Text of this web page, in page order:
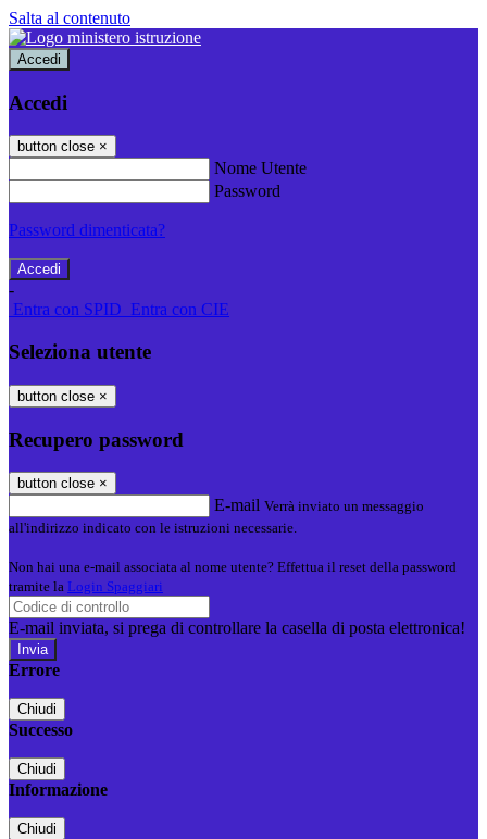
Salta al contenuto
Accedi
Accedi
button close ×
Nome Utente
Password
Password dimenticata?
-
Entra con SPID Entra con CIE
Seleziona utente
button close ×
Recupero password
button close ×
E-mail Verrà inviato un messaggio
all'indirizzo indicato con le istruzioni necessarie.
Non hai una e-mail associata al nome utente? Effettua il reset della password
tramite la Login Spaggiari
E-mail inviata, si prega di controllare la casella di posta elettronica!
Errore
Chiudi
Successo
Chiudi
Informazione
Chiudi